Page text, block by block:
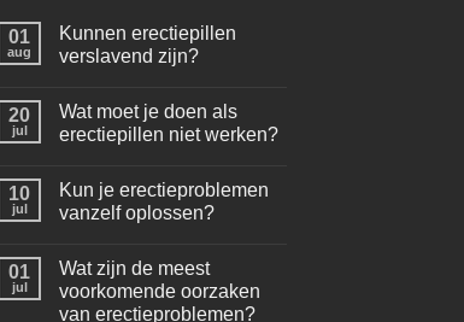
01
aug
Kunnen erectiepillen
verslavend zijn?
20
jul
Wat moet je doen als
erectiepillen niet werken?
10
jul
Kun je erectieproblemen
vanzelf oplossen?
01
jul
Wat zijn de meest
voorkomende oorzaken
van erectieproblemen?